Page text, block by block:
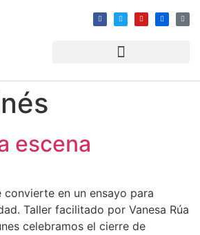
escena
en un ensayo para
Taller facilitado por Vanesa Rúa
celebramos el cierre de